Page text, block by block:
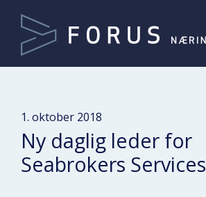
1. oktober 2018
Ny daglig leder for
Seabrokers Services